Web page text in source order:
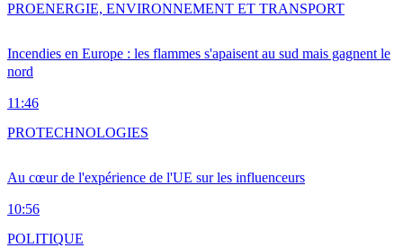
Incendies en Europe : les flammes s'apaisent au sud mais gagnent le
nord
11:46
PROENERGIE, ENVIRONNEMENT ET TRANSPORT
Au cœur de l'expérience de l'UE sur les influenceurs
10:56
PROTECHNOLOGIES
POLITIQUE